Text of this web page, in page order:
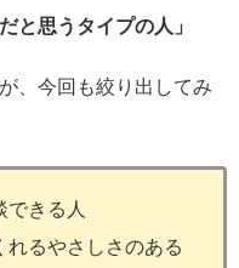
と思うタイプの人」
、今回も絞り出してみ
できる人
るやさしさのある